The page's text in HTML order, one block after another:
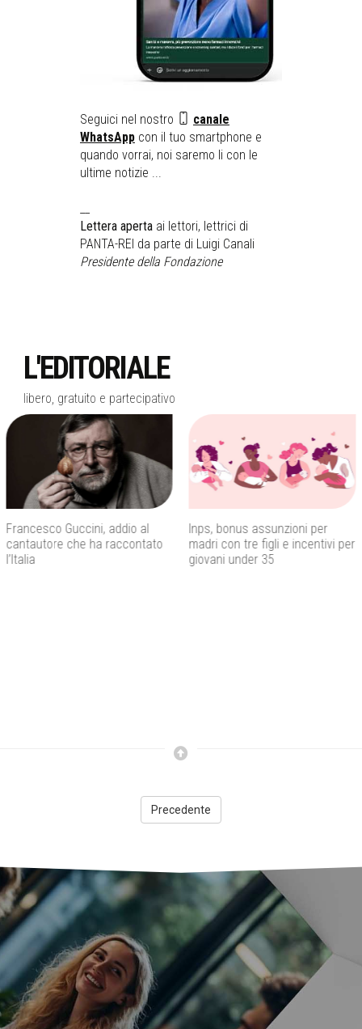
Seguici nel nostro
canale
WhatsApp con il tuo smartphone e
quando vorrai, noi saremo li con le
ultime notizie ...
Lettera aperta ai lettori, lettrici di
PANTA-REI da parte di Luigi Canali
Presidente della Fondazione
L'EDITORIALE
libero, gratuito e partecipativo
Inps, bonus assunzioni per
madri con tre figli e incentivi per
giovani under 35
Istat, il Mezzogiorno perde
giovani laureati mentre l’Italia
cresce grazie agli stranieri
Precedente